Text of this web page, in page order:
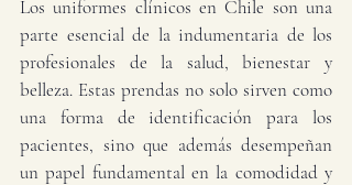
Los uniformes clínicos en Chile son una
parte esencial de la indumentaria de los
profesionales de la salud, bienestar y
belleza. Estas prendas no solo sirven como
una forma de identificación para los
pacientes, sino que además desempeñan
un papel fundamental en la comodidad y